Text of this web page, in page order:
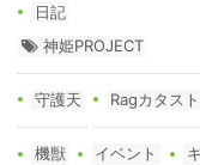
日記
神姫PROJECT
守護天 Ragカタス
機獣 イベント